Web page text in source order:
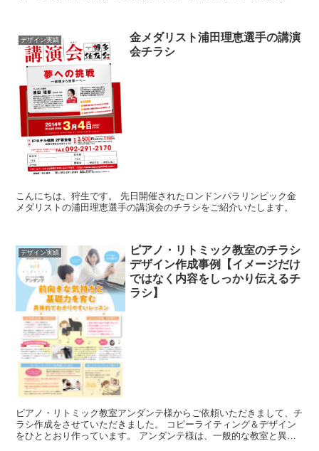
デザイン実績
金メダリスト浦田理恵選手の講演
会チラシ
こんにちは、狩生です。 先日開催されたロンドンパラリンピック金
メダリストの浦田理恵選手の講演会のチラシをご紹介いたします。
デザイン実績
ピアノ・リトミック教室のチラシ
デザイン作成事例【イメージだけ
ではなく内容をしっかり伝えるチ
ラシ】
ピアノ・リトミック教室アンダンテ様からご依頼いただきまして、チ
ラシ作成をさせていただきました。 コピーライティング＆デザイン
をひととおり作っています。 アンダンテ様は、一般的な教室と異な